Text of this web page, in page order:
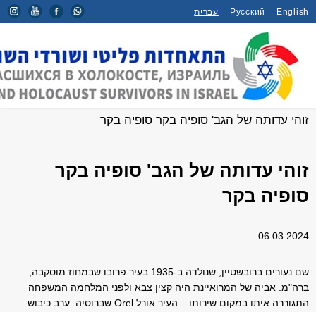
English
Русский עברית
דף הבית / ראיונות /
זוהי עדותה של הגב' סופיה בקר סופיה בקר
זוהי עדותה של הגב' סופיה בקר
סופיה בקר
06.03.2024
שם נעורים ברובשטיין, שנולדה ב-1935 בעיר פרובו שבמחוז מוסקבה,
ברה"מ. אביה של המרואיינת היה קצין צבא ולפני המלחמה המשפחה
התגוררה איתו במקום שירותו – העיר אורל Orel שברוסיה. ערב כיבוש